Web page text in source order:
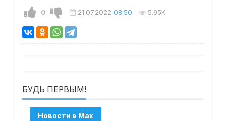
0 21.07.2022 08:50 5.95K
БУДЬ ПЕРВЫМ!